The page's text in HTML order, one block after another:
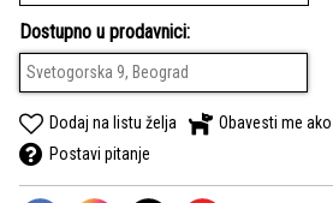
Dostupno u prodavnici:
Svetogorska 9, Beograd
Dodaj na listu želja
Obavesti me
Postavi pitanje